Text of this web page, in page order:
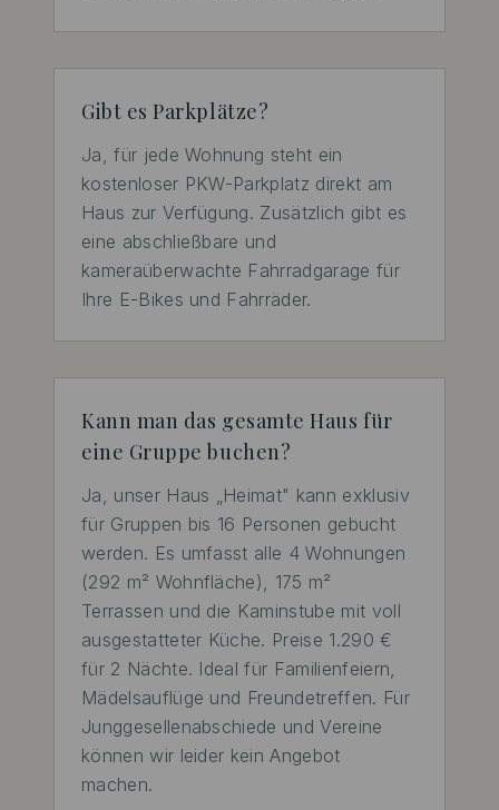
Gibt es Parkplätze?
Ja, für jede Wohnung steht ein
kostenloser PKW-Parkplatz direkt am
Haus zur Verfügung. Zusätzlich gibt es
eine abschließbare und
kameraüberwachte Fahrradgarage für
Ihre E-Bikes und Fahrräder.
Kann man das gesamte Haus für
eine Gruppe buchen?
Ja, unser Haus „Heimat" kann exklusiv
für Gruppen bis 16 Personen gebucht
werden. Es umfasst alle 4 Wohnungen
(292 m² Wohnfläche), 175 m²
Terrassen und die Kaminstube mit voll
ausgestatteter Küche. Preise 1.290 €
für 2 Nächte. Ideal für Familienfeiern,
Mädelsauflüge und Freundetreffen. Für
Junggesellenabschiede und Vereine
können wir leider kein Angebot
machen.